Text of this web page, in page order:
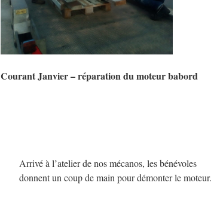
Courant Janvier – réparation du moteur babord
Arrivé à l’atelier de nos mécanos, les bénévoles
donnent un coup de main pour démonter le moteur.